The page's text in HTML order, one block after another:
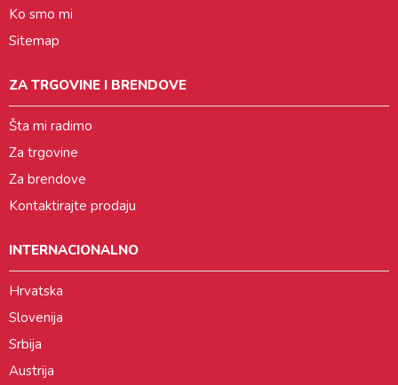
Ko smo mi
Sitemap
ZA TRGOVINE I BRENDOVE
Šta mi radimo
Za trgovine
Za brendove
Kontaktirajte prodaju
INTERNACIONALNO
Hrvatska
Slovenija
Srbija
Austrija